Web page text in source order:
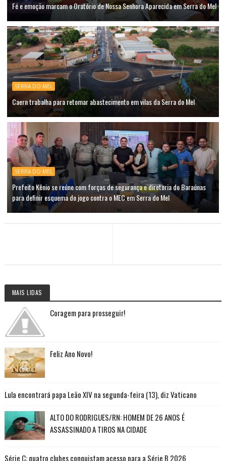
Fé e emoção marcam o Oratório de Nossa Senhora Aparecida em Serra do Mel
SERRA DO MEL
Caern trabalha para retomar abastecimento em vilas da Serra do Mel
SERRA DO MEL
Prefeito Kênio se reúne com forças de segurança e diretoria do Baraúnas
para definir esquema do jogo contra o MEC em Serra do Mel
MAIS LIDAS
Coragem para prosseguir!
Feliz Ano Novo!
Lula encontrará papa Leão XIV na segunda-feira (13), diz Vaticano
ALTO DO RODRIGUES/RN: HOMEM DE 26 ANOS É
ASSASSINADO A TIROS NA CIDADE
Série C: quatro clubes conquistam acesso para a Série B 2026